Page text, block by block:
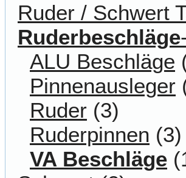
Ruder / Schwert
Ruderbeschläge
ALU Beschläge
Pinnenausleger
Ruder (3)
Ruderpinnen (3)
VA Beschläge